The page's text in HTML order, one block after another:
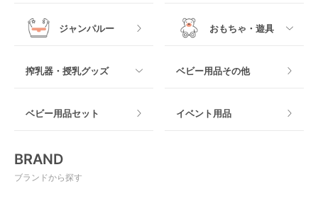
抱っこ紐その他
木製
マット製
ジャンパルー おもちゃ・遊具
搾乳器・授乳グッズ
授乳グッズ・ママ用品
ベビー用品その他
ベビー用品セット イベント用品
BRAND
ブランドから探す